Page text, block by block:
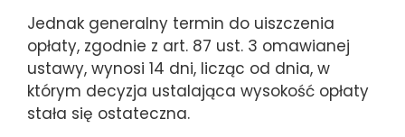
Jednak generalny termin do uiszczenia
opłaty, zgodnie z art. 87 ust. 3 omawianej
ustawy, wynosi 14 dni, licząc od dnia, w
którym decyzja ustalająca wysokość opłaty
stała się ostateczna.